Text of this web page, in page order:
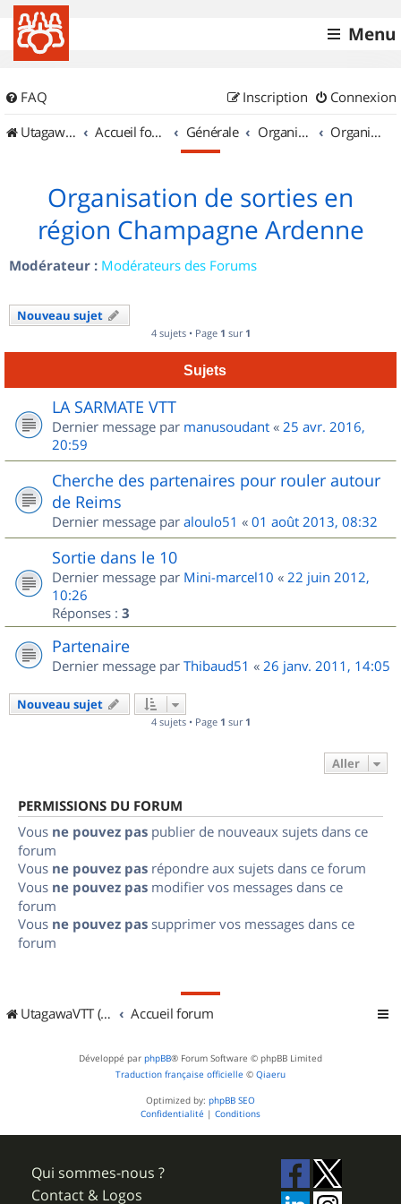
Menu
FAQ Connexion
Inscription
UtagawaVTT (Randos VTT et VTTAE avec traces GPS)
Accueil forum Générale Organisation de sorties & Recherche de partenaires Organisation de sorties en région Champagne Ardenne
Organisation de sorties en
région Champagne Ardenne
Modérateur : Modérateurs des Forums
Nouveau sujet
4 sujets • Page 1 sur 1
Sujets
LA SARMATE VTT
Dernier message par manusoudant « 25 avr. 2016,
20:59
Cherche des partenaires pour rouler autour
de Reims
Dernier message par aloulo51 « 01 août 2013, 08:32
Sortie dans le 10
Dernier message par Mini-marcel10 « 22 juin 2012,
10:26
Réponses : 3
Partenaire
Dernier message par Thibaud51 « 26 janv. 2011, 14:05
Nouveau sujet
4 sujets • Page 1 sur 1
Aller
PERMISSIONS DU FORUM
Vous ne pouvez pas publier de nouveaux sujets dans ce
forum
Vous ne pouvez pas répondre aux sujets dans ce forum
Vous ne pouvez pas modifier vos messages dans ce
forum
Vous ne pouvez pas supprimer vos messages dans ce
forum
UtagawaVTT (Randos VTT et VTTAE avec traces GPS) Accueil forum
Développé par phpBB® Forum Software © phpBB Limited
Traduction française officielle © Qiaeru
Optimized by: phpBB SEO
Confidentialité | Conditions
Qui sommes-nous ?
Contact & Logos